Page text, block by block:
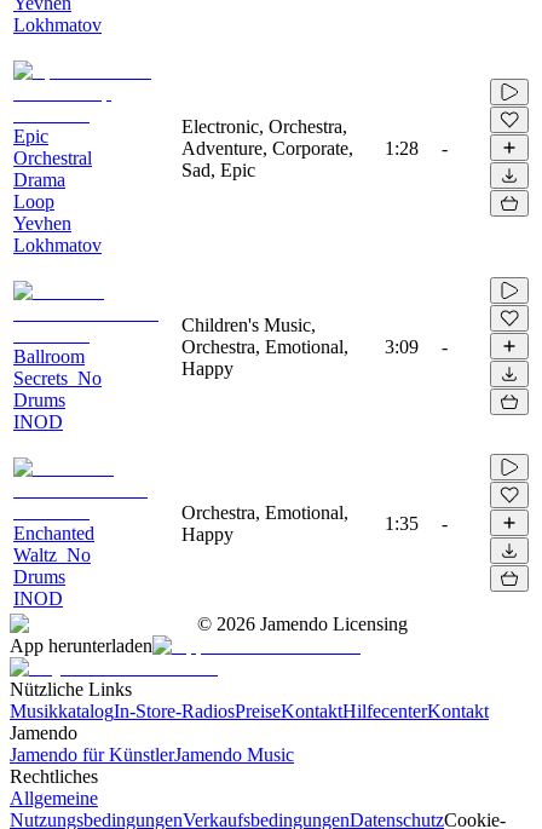
Lokhmatov
Epic
Orchestral
Drama
Loop
Yevhen
Lokhmatov
Electronic, Orchestra,
Adventure, Corporate,
Sad, Epic
1:28 -
Ballroom
Secrets_No
Drums
INOD
Children's Music,
Orchestra, Emotional,
Happy
3:09 -
Enchanted
Waltz_No
Drums
INOD
Orchestra, Emotional,
Happy
1:35 -
© 2026 Jamendo Licensing
App herunterladen
Nützliche Links
MusikkatalogIn-Store-RadiosPreiseKontaktHilfecenterKontakt
Jamendo
Jamendo für KünstlerJamendo Music
Rechtliches
Allgemeine
NutzungsbedingungenVerkaufsbedingungenDatenschutzCookie-